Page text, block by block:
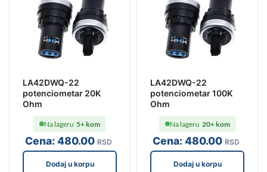
LA42DWQ-22
potenciometar 20K
Ohm
Cena:480.00 RSD
Na lageru 5+ kom
Dodaj u korpu
LA42DWQ-22
potenciometar 100K
Ohm
Cena:480.00 RSD
Na lageru 20+ kom
Dodaj u korpu